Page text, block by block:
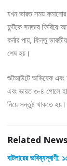
যখন ভারত সময় কমানোর
ফন্টকে সমতায় ফিরিয়ে
কর্নার পায়, কিন্তু
শেষ হয়।
শুটআউটে অভিষেক এবং
এবং ভারত ৩-৪ গোলে
নিয়ে সন্তুষ্ট থাকতে হয়।
Related News
বাটলারের ভবিষ্যদ্বাণী: